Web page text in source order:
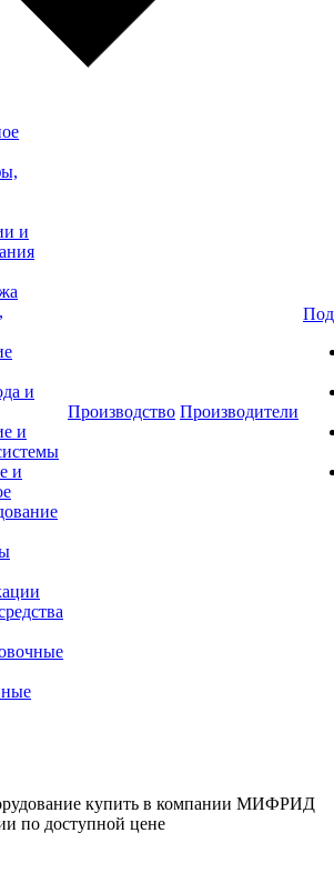
и
и
и
и
Производство Производители
купить в компании МИФРИД
по доступной цене